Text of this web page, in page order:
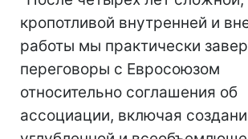
кропотливой внутренней и
работы мы практически
переговоры с Евросоюзом
относительно соглашения об
ассоциации, включая